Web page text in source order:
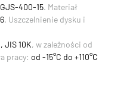
400-15. Materiał
. Uszczelnienie dysku i
JIS 10K, w zależności od
pracy: od -15°C do +110°C